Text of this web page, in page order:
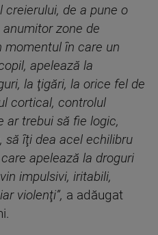
de a pune o
zone de
momentul în care un
apelează la
la ţigări, la orice fel de
cortical, controlul
ar trebui să fie logic,
să îţi dea acel echilibru
apelează la droguri
impulsivi, iritabili,
violenţi”, a adăugat